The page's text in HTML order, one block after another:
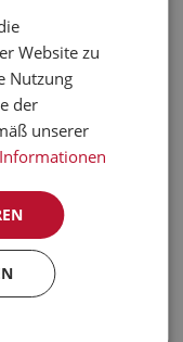
FRENCH
DANISH
POLISH
Website zu
Nutzung
der
unserer